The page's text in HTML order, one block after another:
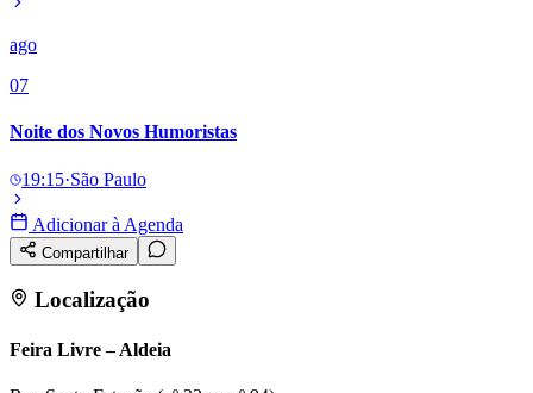
ago
07
Noite dos Novos Humoristas
19:15·São Paulo
Adicionar à Agenda
Compartilhar
Localização
Feira Livre – Aldeia